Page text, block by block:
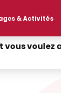
& Activités
vous